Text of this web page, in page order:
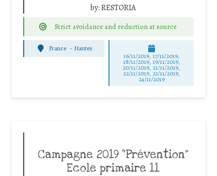
by:RESTORIA
Strict avoidance and reduction at source
France - Nantes
16/11/2019, 17/11/2019,
18/11/2019, 19/11/2019,
20/11/2019, 21/11/2019,
22/11/2019, 23/11/2019,
24/11/2019
Campagne 2019 “Prévention”
Ecole primaire 11